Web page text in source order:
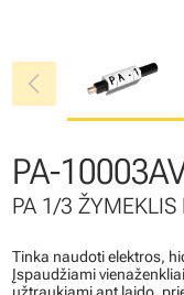
chevron_left
PA-
PA 1/3
Tinka naudoti elektros,
Įspaudžiami